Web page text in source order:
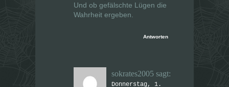
Und ob gefälschte Lügen die
Wahrheit ergeben.
Antworten
sokrates2005 sagt:
Donnerstag, 1.